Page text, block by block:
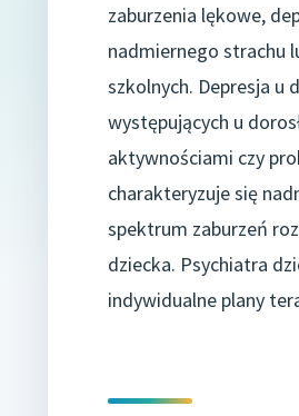
zaburzenia lękowe,
nadmiernego strachu
szkolnych. Depresja u
występujących u
aktywnościami czy
charakteryzuje się
spektrum zaburzeń
dziecka. Psychiatra
indywidualne plany